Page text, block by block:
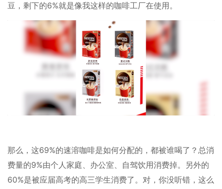
豆，剩下的6%就是像我这样的咖啡工厂在使用。
那么，这69%的速溶咖啡是如何分配的，都被谁喝了？总消
费量的9%由个人家庭、办公室、自驾饮用消费掉。另外的
60%是被应届高考的高三学生消费了。对，你没听错，这么